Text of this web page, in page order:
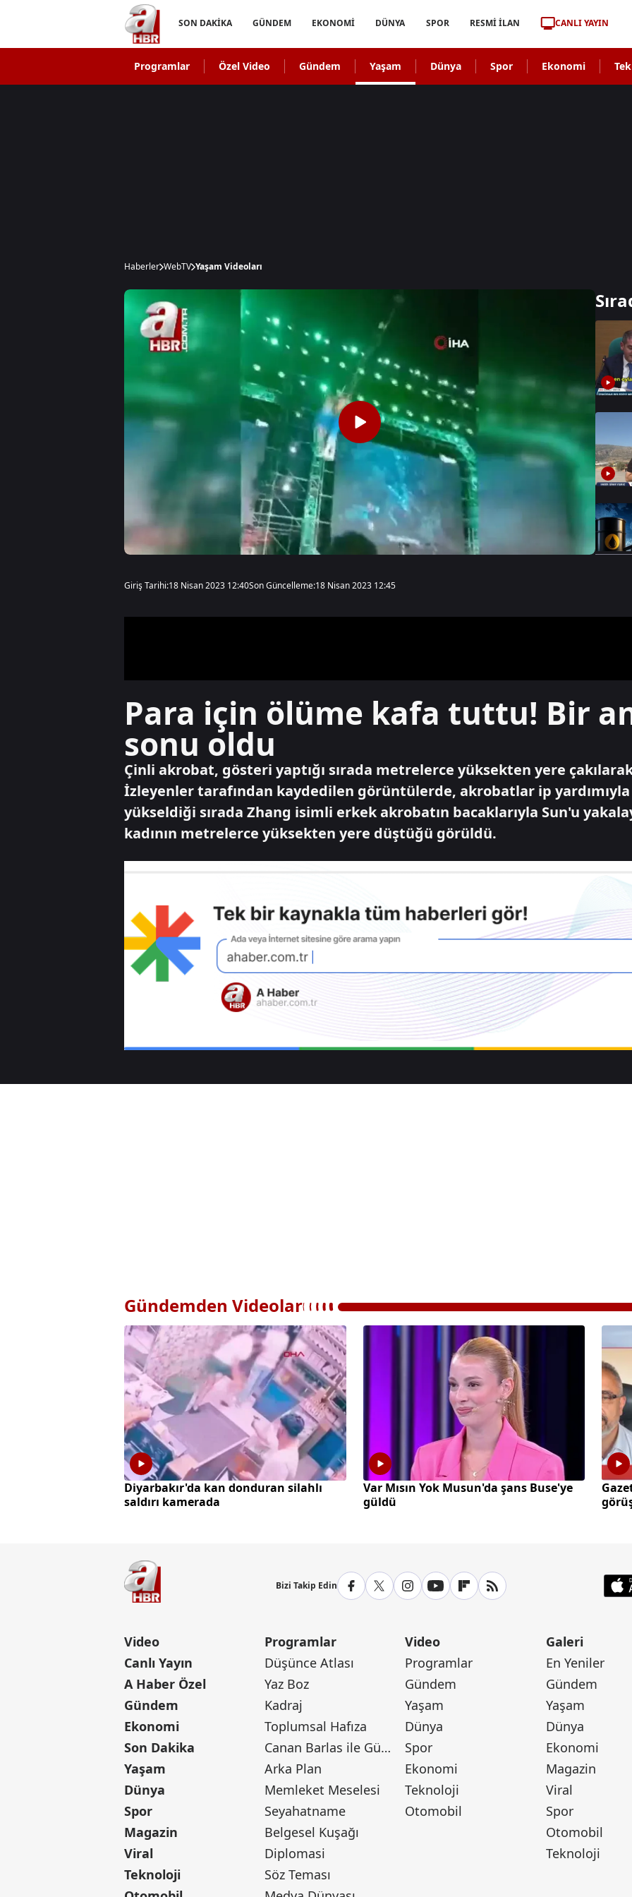
SON DAKİKA GÜNDEM EKONOMİ DÜNYA SPOR RESMİ İLAN CANLI YAYIN
Programlar Özel Video Gündem Yaşam Dünya Spor Ekonomi
Haberler WebTV Yaşam Videoları
Giriş Tarihi:18 Nisan 2023 12:40Son Güncelleme:18 Nisan 2023 12:45
Para için ölüme kafa tuttu! Bir
sonu oldu
Çinli akrobat, gösteri yaptığı sırada metrelerce yüksekten yere
İzleyenler tarafından kaydedilen görüntülerde, akrobatlar ip
yükseldiği sırada Zhang isimli erkek akrobatın bacaklarıyla Sun'u
kadının metrelerce yüksekten yere düştüğü görüldü.
Gündemden Videolar
Diyarbakır'da kan donduran silahlı
saldırı kamerada
Var Mısın Yok Musun'da şans Buse'ye
güldü
Bizi Takip Edin
Video
Canlı Yayın
A Haber Özel
Gündem
Ekonomi
Son Dakika
Yaşam
Dünya
Spor
Magazin
Viral
Teknoloji
Programlar
Düşünce Atlası
Yaz Boz
Kadraj
Toplumsal Hafıza
Canan Barlas ile Gündem
Arka Plan
Memleket Meselesi
Seyahatname
Belgesel Kuşağı
Diplomasi
Söz Teması
Video
Programlar
Gündem
Yaşam
Dünya
Spor
Ekonomi
Teknoloji
Otomobil
Galeri
En Yeniler
Gündem
Yaşam
Dünya
Ekonomi
Magazin
Viral
Spor
Otomobil
Teknoloji